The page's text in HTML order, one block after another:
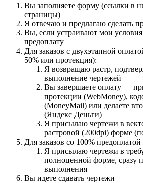
Вы заполняете форму (ссылки в
страницы)
Я отвечаю и предлагаю сделать
Вы, если устраивают мои
предоплату
Для заказов с двухэтапной
50% или протекция):
Я возвращаю растр,
выполнение чертежей
Вы завершаете оплату —
протекции (WebMoney),
(MoneyMail) или делаете
(Яндекс Деньги)
Я присылаю чертежи в
растровой (200dpi) форме
Для заказов со 100%
Я присылаю чертежи в
полноценной форме, сразу
выполнения
Вы идете сдавать чертежи